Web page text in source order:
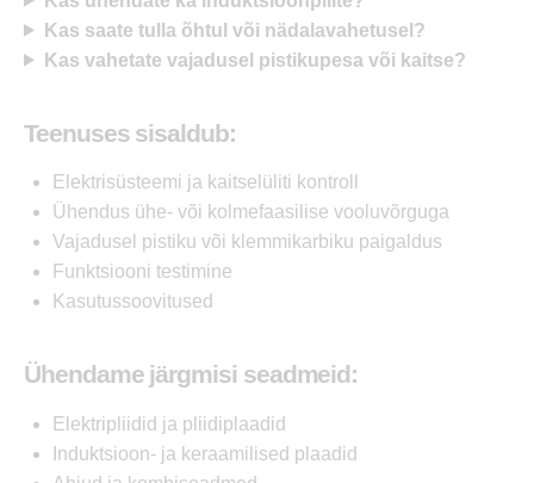
Kas saate tulla õhtul või nädalavahetusel?
Kas vahetate vajadusel pistikupesa või kaitse?
Teenuses sisaldub:
Elektrisüsteemi ja kaitselüliti kontroll
Ühendus ühe- või kolmefaasilise vooluvõrguga
Vajadusel pistiku või klemmikarbiku paigaldus
Funktsiooni testimine
Kasutussoovitused
Ühendame järgmisi seadmeid:
Elektripliidid ja pliidiplaadid
Induktsioon- ja keraamilised plaadid